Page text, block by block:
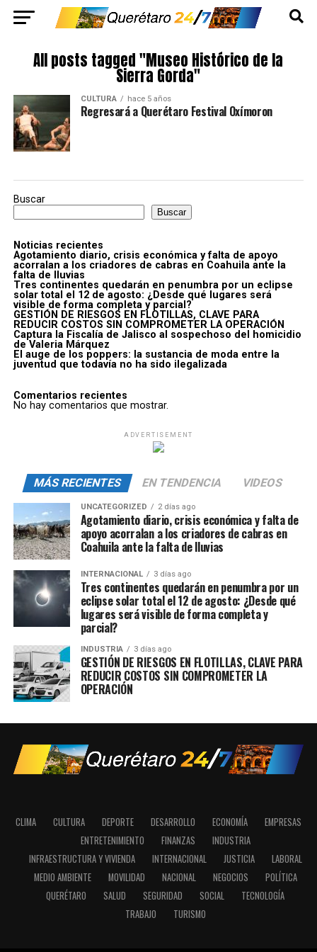
All posts tagged "Museo Histórico de la
Sierra Gorda"
CULTURA hace 5 años
Regresará a Querétaro Festival Oxímoron
Buscar
Buscar
Noticias recientes
Agotamiento diario, crisis económica y falta de apoyo
acorralan a los criadores de cabras en Coahuila ante la
falta de lluvias
Tres continentes quedarán en penumbra por un eclipse
solar total el 12 de agosto: ¿Desde qué lugares será
visible de forma completa y parcial?
GESTIÓN DE RIESGOS EN FLOTILLAS, CLAVE PARA
REDUCIR COSTOS SIN COMPROMETER LA OPERACIÓN
Captura la Fiscalía de Jalisco al sospechoso del homicidio
de Valeria Márquez
El auge de los poppers: la sustancia de moda entre la
juventud que todavía no ha sido ilegalizada
Comentarios recientes
No hay comentarios que mostrar.
ADVERTISEMENT
MÁS RECIENTES EN TENDENCIA VIDEOS
UNCATEGORIZED 2 días ago
Agotamiento diario, crisis económica y falta de
apoyo acorralan a los criadores de cabras en
Coahuila ante la falta de lluvias
INTERNACIONAL 3 días ago
Tres continentes quedarán en penumbra por un
eclipse solar total el 12 de agosto: ¿Desde qué
lugares será visible de forma completa y
parcial?
INDUSTRIA 3 días ago
GESTIÓN DE RIESGOS EN FLOTILLAS, CLAVE PARA
REDUCIR COSTOS SIN COMPROMETER LA
OPERACIÓN
CLIMA CULTURA DEPORTE DESARROLLO ECONOMÍA
EMPRESAS
ENTRETENIMIENTO
FINANZAS
INDUSTRIA
INFRAESTRUCTURA Y VIVIENDA
INTERNACIONAL JUSTICIA
LABORAL
MEDIO AMBIENTE
MOVILIDAD NACIONAL NEGOCIOS
POLÍTICA
QUERÉTARO
SALUD SEGURIDAD SOCIAL
TECNOLOGÍA
TRABAJO
TURISMO